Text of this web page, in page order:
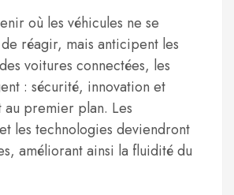
où les véhicules ne se
réagir, mais anticipent les
voitures connectées, les
: sécurité, innovation et
au premier plan. Les
les technologies deviendront
améliorant ainsi la fluidité du